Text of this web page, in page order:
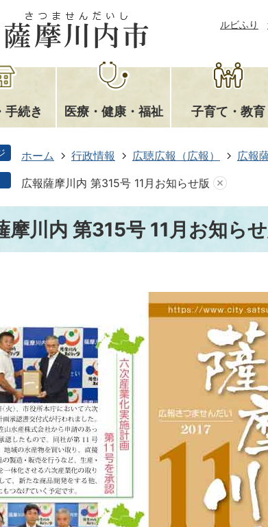
ルビふり
手続き 医療・健康・福祉 子育て・教育
ホーム 行政情報 広聴広報（広報） 広報
広報薩摩川内 第315号 11月お知らせ版
摩川内 第315号 11月お知ら